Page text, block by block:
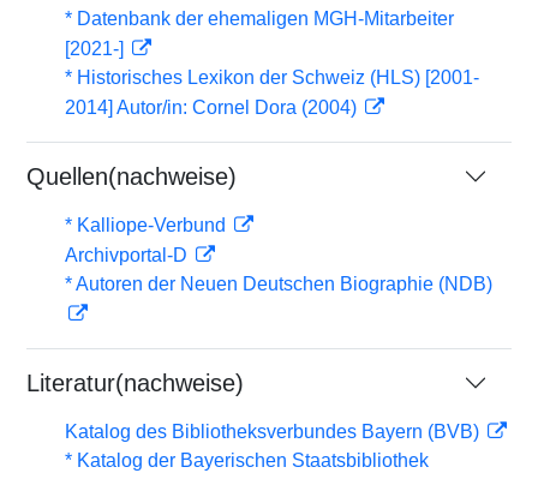
* Datenbank der ehemaligen MGH-Mitarbeiter
[2021-]
* Historisches Lexikon der Schweiz (HLS) [2001-
2014] Autor/in: Cornel Dora (2004)
Quellen(nachweise)
* Kalliope-Verbund
Archivportal-D
* Autoren der Neuen Deutschen Biographie (NDB)
Literatur(nachweise)
Katalog des Bibliotheksverbundes Bayern (BVB)
* Katalog der Bayerischen Staatsbibliothek